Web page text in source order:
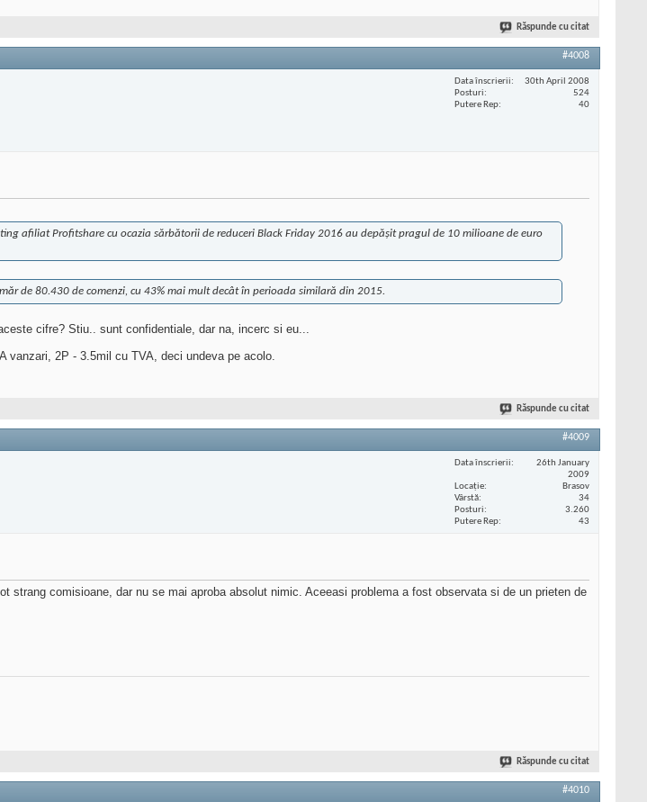
Răspunde cu citat
#4008
Data înscrierii
30th April 2008
Posturi
524
Putere Rep
40
afiliat Profitshare cu ocazia sărbătorii de reduceri Black Friday 2016 au depășit pragul de 10 milioane de euro
de 80.430 de comenzi, cu 43% mai mult decât în perioada similară din 2015.
cifre? Stiu.. sunt confidentiale, dar na, incerc si eu...
vanzari, 2P - 3.5mil cu TVA, deci undeva pe acolo.
Răspunde cu citat
#4009
Data înscrierii
26th January
2009
Locaţie
Brasov
Vârstă
34
Posturi
3.260
Putere Rep
43
comisioane, dar nu se mai aproba absolut nimic. Aceeasi problema a fost observata si de un prieten de
Răspunde cu citat
#4010